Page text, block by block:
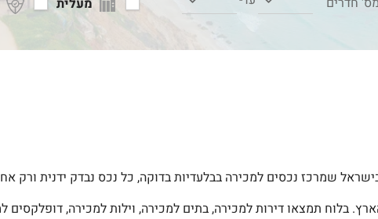
שמרכז נכסים למכירה בבלעדיות בדוקה, כל נכס נבדק ידנית ורק
בלוח תמצאו דירות למכירה, בתים למכירה, וילות למכירה, דופלקסים